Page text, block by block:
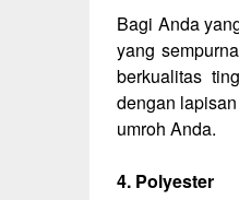
Bagi Anda
yang
berkualitas
dengan
umroh Anda.
4. Polyester